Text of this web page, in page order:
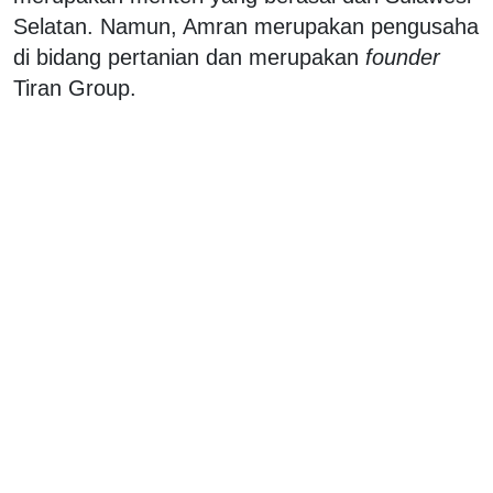
Selatan. Namun, Amran merupakan pengusaha
di bidang pertanian dan merupakan founder
Tiran Group.